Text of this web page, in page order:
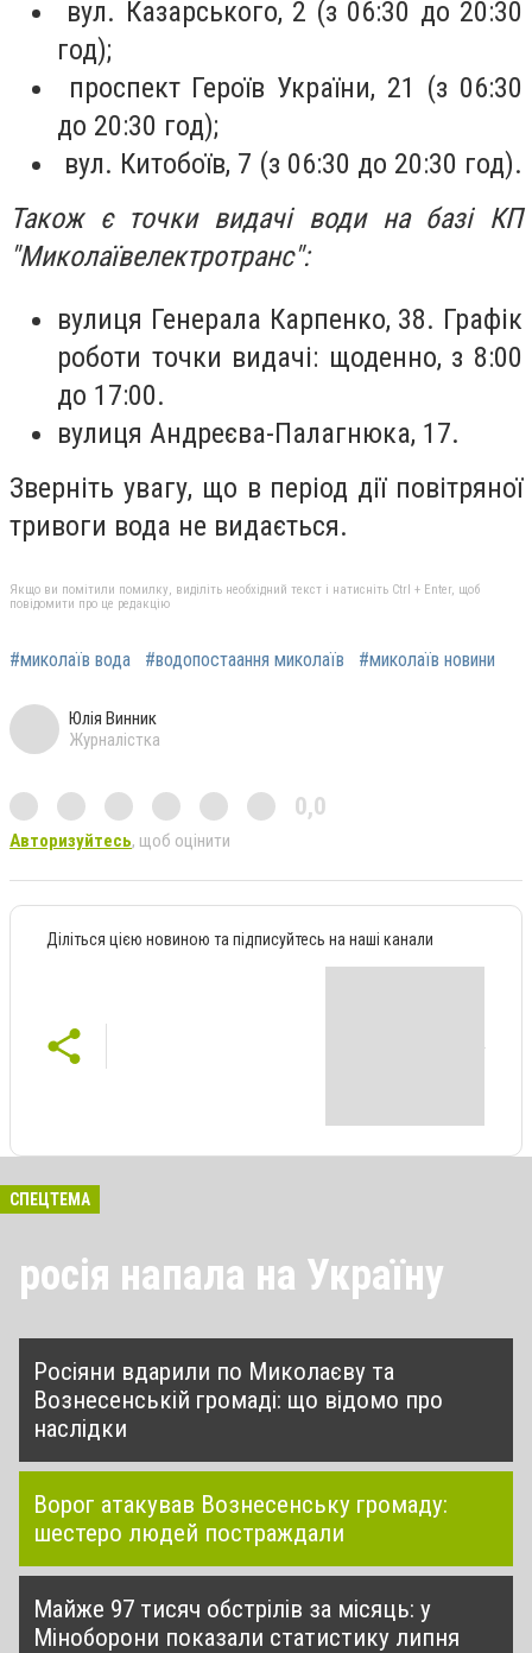
вул. Казарського, 2 (з 06:30 до 20:30
год);
проспект Героїв України, 21 (з 06:30
до 20:30 год);
вул. Китобоїв, 7 (з 06:30 до 20:30 год).
Також є точки видачі води на базі КП
"Миколаївелектротранс":
вулиця Генерала Карпенко, 38. Графік
роботи точки видачі: щоденно, з 8:00
до 17:00.
вулиця Андреєва-Палагнюка, 17.
Зверніть увагу, що в період дії повітряної
тривоги вода не видається.
Якщо ви помітили помилку, виділіть необхідний текст і натисніть Ctrl + Enter, щоб
повідомити про це редакцію
#миколаїв вода #водопостаання миколаїв #миколаїв новини
Юлія Винник
Журналістка
0,0
Авторизуйтесь, щоб оцінити
Діліться цією новиною та підписуйтесь на наші канали
СПЕЦТЕМА
росія напала на Україну
Росіяни вдарили по Миколаєву та
Вознесенській громаді: що відомо про
наслідки
Ворог атакував Вознесенську громаду:
шестеро людей постраждали
Майже 97 тисяч обстрілів за місяць: у
Міноборони показали статистику липня